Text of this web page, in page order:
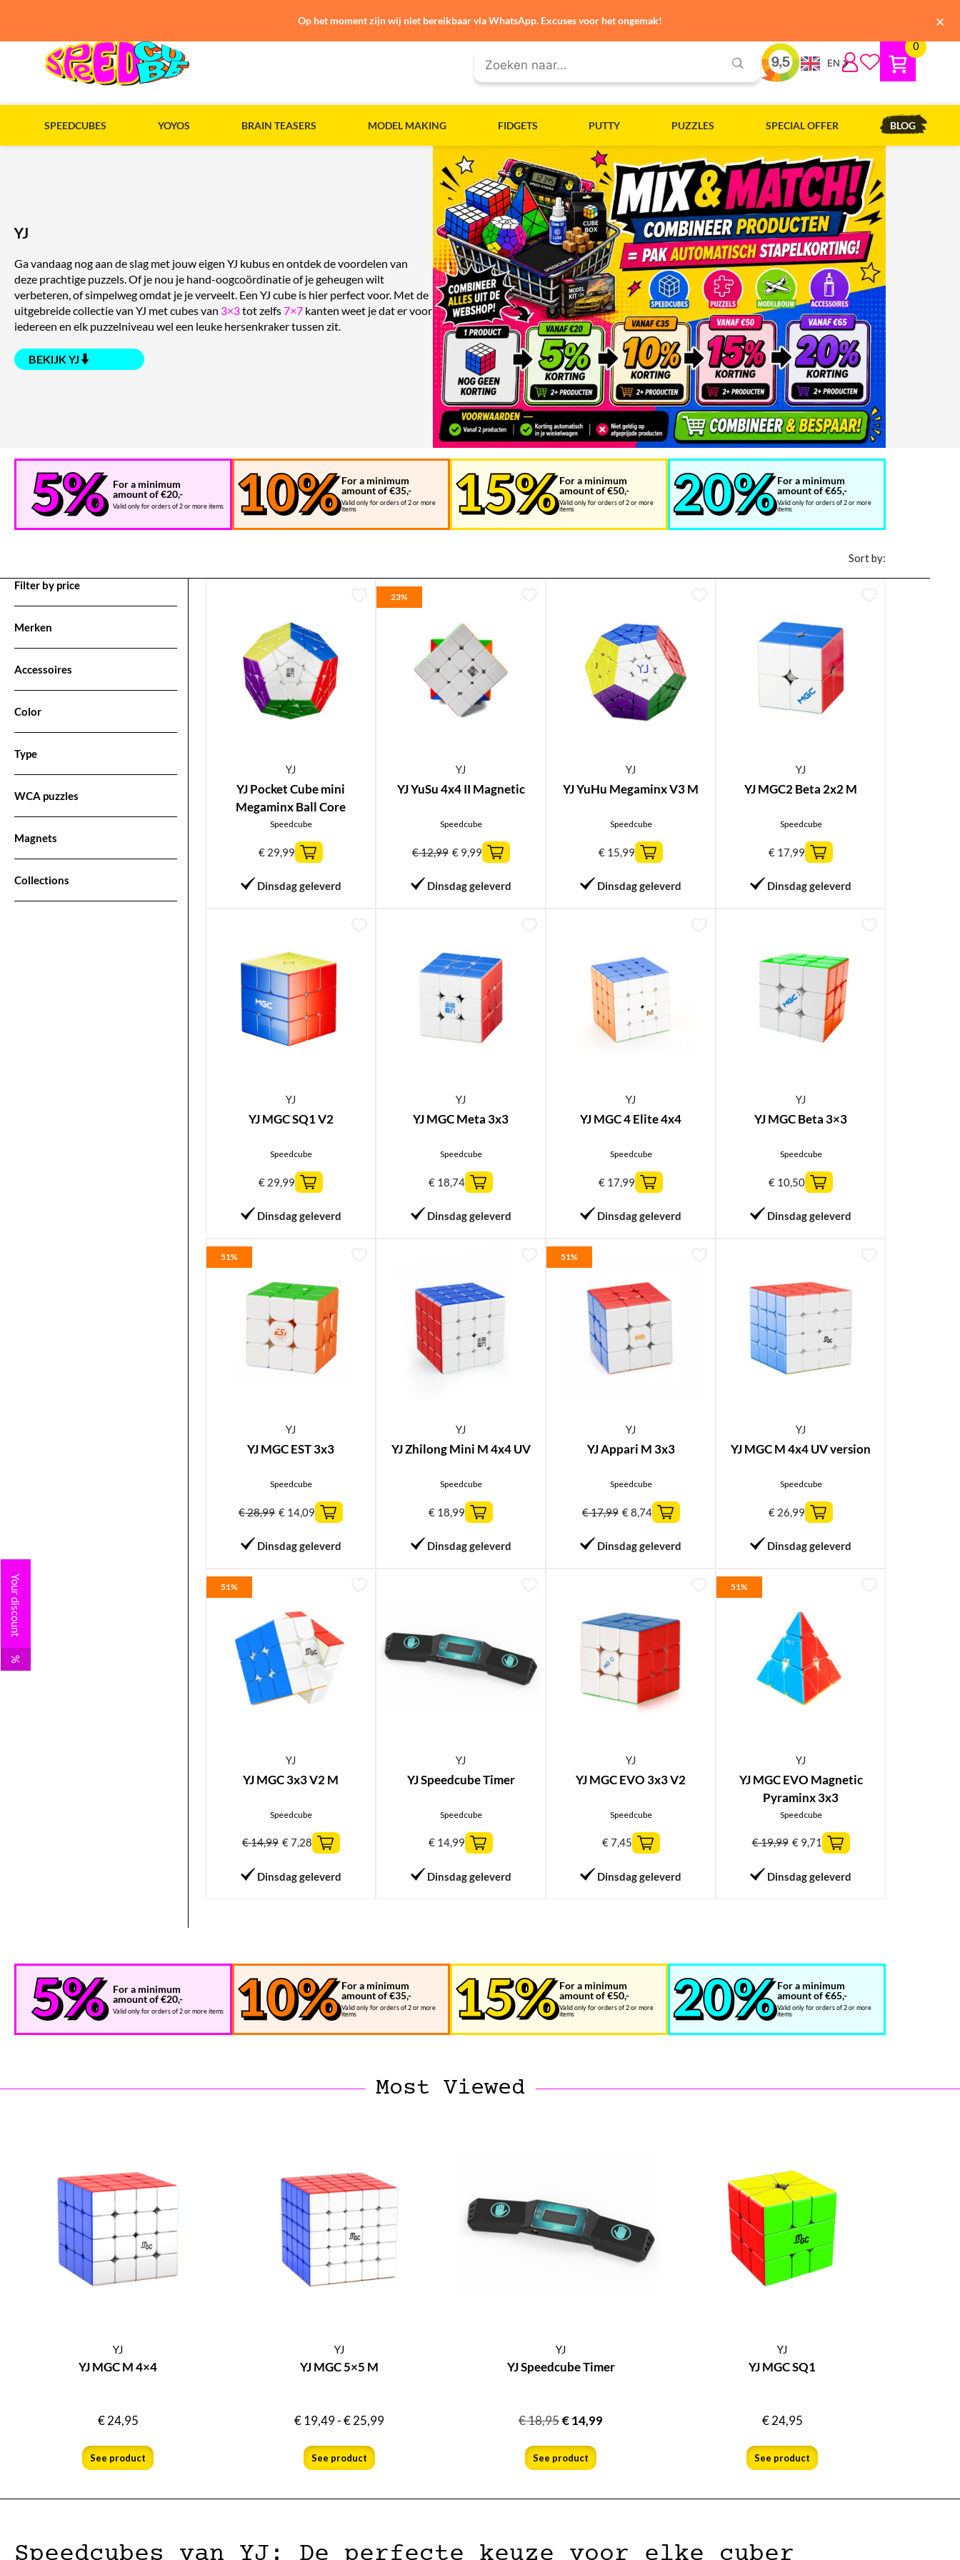
EN
0
SPEEDCUBES YOYOS BRAIN TEASERS MODEL MAKING FIDGETS PUTTY PUZZLES SPECIAL OFFER BLOG
YJ
Ga vandaag nog aan de slag met jouw eigen YJ kubus en ontdek de voordelen van
deze prachtige puzzels. Of je nou je hand-oogcoördinatie of je geheugen wilt
verbeteren, of simpelweg omdat je je verveelt. Een YJ cube is hier perfect voor. Met de
uitgebreide collectie van YJ met cubes van 3×3tot zelfs7×7 kanten weet je dat er voor
iedereen en elk puzzelniveau wel een leuke hersenkraker tussen zit.
BEKIJK YJ
For a minimum
amount of €20,-
Valid only for orders of 2 or more items
For a minimum
amount of €35,-
Valid only for orders of 2 or more
items
For a minimum
amount of €50,-
Valid only for orders of 2 or more
items
For a minimum
amount of €65,-
Valid only for orders of 2 or more
items
Sort by:
Filter by price
Merken
Accessoires
Color
Type
WCA puzzles
Magnets
Collections
YJ
YJ Pocket Cube mini
Megaminx Ball Core
Speedcube
€ 29,99
Dinsdag geleverd
23%
YJ
YJ YuSu 4x4 II Magnetic
Speedcube
€12,99 €9,99
Dinsdag geleverd
YJ
YJ YuHu Megaminx V3 M
Speedcube
€ 15,99
Dinsdag geleverd
YJ
YJ MGC2 Beta 2x2 M
Speedcube
€ 17,99
Dinsdag geleverd
YJ
YJ MGC SQ1 V2
Speedcube
€ 29,99
Dinsdag geleverd
YJ
YJ MGC Meta 3x3
Speedcube
€ 18,74
Dinsdag geleverd
YJ
YJ MGC 4 Elite 4x4
Speedcube
€ 17,99
Dinsdag geleverd
YJ
YJ MGC Beta 3×3
Speedcube
€ 10,50
Dinsdag geleverd
51%
YJ
YJ MGC EST 3x3
Speedcube
€28,99 € 14,09
Dinsdag geleverd
YJ
YJ Zhilong Mini M 4x4 UV
Speedcube
€ 18,99
Dinsdag geleverd
51%
YJ
YJ Appari M 3x3
Speedcube
€17,99 €8,74
Dinsdag geleverd
YJ
YJ MGC M 4x4 UV version
Speedcube
€ 26,99
Dinsdag geleverd
51%
YJ
YJ MGC 3x3 V2 M
Speedcube
€14,99 €7,28
Dinsdag geleverd
YJ
YJ Speedcube Timer
Speedcube
€ 14,99
Dinsdag geleverd
YJ
YJ MGC EVO 3x3 V2
Speedcube
€7,45
Dinsdag geleverd
51%
YJ
YJ MGC EVO Magnetic
Pyraminx 3x3
Speedcube
€19,99 €9,71
Dinsdag geleverd
For a minimum
amount of €20,-
Valid only for orders of 2 or more items
For a minimum
amount of €35,-
Valid only for orders of 2 or more
items
For a minimum
amount of €50,-
Valid only for orders of 2 or more
items
For a minimum
amount of €65,-
Valid only for orders of 2 or more
items
Most Viewed
YJ
YJ MGC M 4×4
€24,95
See product
YJ
YJ MGC 5×5 M
€19,49-€25,99
See product
YJ
YJ Speedcube Timer
€18,95€14,99
See product
YJ
YJ MGC SQ1
€24,95
See product
Speedcubes van YJ: De perfecte keuze voor elke cuber
Your discount
%
Op het moment zijn wij niet bereikbaar via WhatsApp. Excuses voor het ongemak! ×